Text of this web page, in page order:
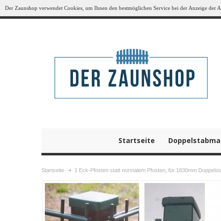
Der Zaunshop verwendet Cookies, um Ihnen den bestmöglichen Service bei der Anzeige
Startseite
Startseite 1 Eck-Pfosten statt normalem Pfosten, für 1830mm